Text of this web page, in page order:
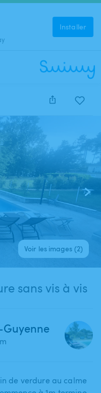
Installer
Voir les images (2)
sans vis à vis
de verdure au calme